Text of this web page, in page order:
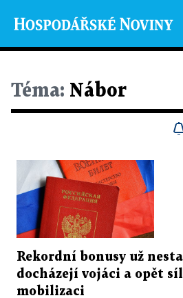
Téma: Nábor
Rekordní bonusy už
docházejí vojáci a opět
mobilizaci